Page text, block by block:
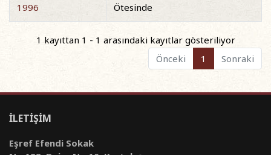
1996
Ötesinde
1 kayıttan 1 - 1 arasındaki kayıtlar gösteriliyor
Önceki
1 Sonraki
İLETİŞİM
Eşref Efendi Sokak